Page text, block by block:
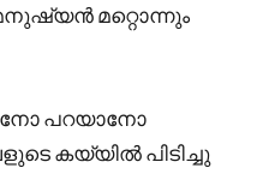
മറ്റൊന്നും
പറയാനോ
കയ്യിൽ പിടിച്ചു